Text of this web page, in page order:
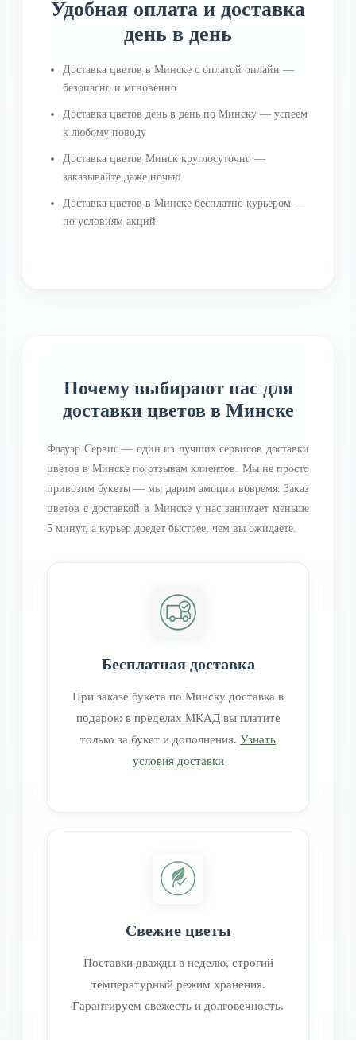
Удобная оплата и доставка
день в день
Доставка цветов в Минске с оплатой онлайн —
безопасно и мгновенно
Доставка цветов день в день по Минску — успеем
к любому поводу
Доставка цветов Минск круглосуточно —
заказывайте даже ночью
Доставка цветов в Минске бесплатно курьером —
по условиям акций
Почему выбирают нас для
доставки цветов в Минске
Флауэр Сервис — один из лучших сервисов доставки
цветов в Минске по отзывам клиентов. Мы не просто
привозим букеты — мы дарим эмоции вовремя. Заказ
цветов с доставкой в Минске у нас занимает меньше
5 минут, а курьер доедет быстрее, чем вы ожидаете.
Бесплатная доставка
При заказе букета по Минску доставка в
подарок: в пределах МКАД вы платите
только за букет и дополнения. Узнать
условия доставки
Свежие цветы
Поставки дважды в неделю, строгий
температурный режим хранения.
Гарантируем свежесть и долговечность.